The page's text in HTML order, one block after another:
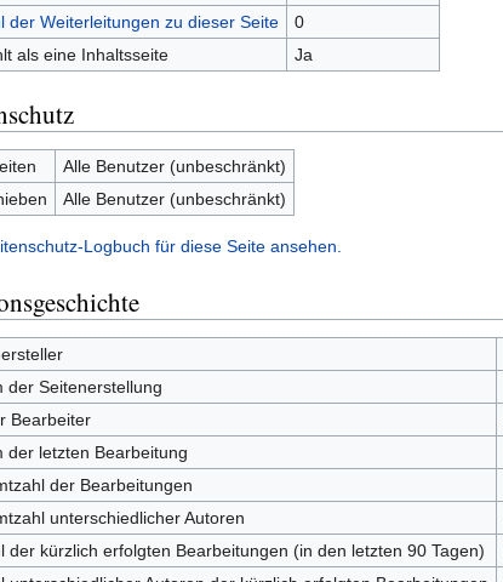
der Weiterleitungen zu dieser Seite
0
als eine Inhaltsseite
Ja
Alle Benutzer (unbeschränkt)
Alle Benutzer (unbeschränkt)
Logbuch für diese Seite ansehen.
der Seitenerstellung
Bearbeiter
der letzten Bearbeitung
der Bearbeitungen
unterschiedlicher Autoren
der kürzlich erfolgten Bearbeitungen (in den letzten 90 Tagen)